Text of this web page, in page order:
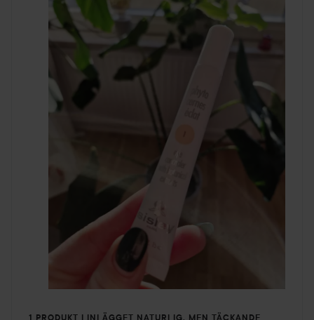
1 PRODUKT I INLÄGGET NATURLIG, MEN TÄCKANDE